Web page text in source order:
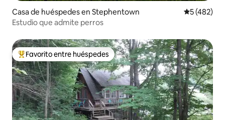
Casa de huéspedes en Stephentown
5 (482)
Estudio que admite perros
De los mejores en Favorito entre huéspedes
Favorito entre huéspedes